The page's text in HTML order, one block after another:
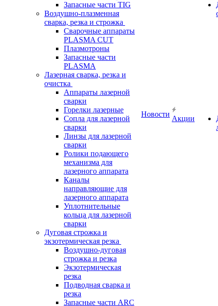
Запасные части TIG
Воздушно-плазменная
сварка, резка и строжка
Сварочные аппараты
PLASMA CUT
Плазмотроны
Запасные части
PLASMA
Лазерная сварка, резка и
очистка
Аппараты лазерной
сварки
Горелки лазерные
Сопла для лазерной
сварки
Линзы для лазерной
сварки
Ролики подающего
механизма для
лазерного аппарата
Каналы
направляющие для
лазерного аппарата
Уплотнительные
кольца для лазерной
сварки
Дуговая строжка и
экзотермическая резка
Воздушно-дуговая
строжка и резка
Экзотермическая
резка
Подводная сварка и
резка
Запасные части ARC
Новости
Акции